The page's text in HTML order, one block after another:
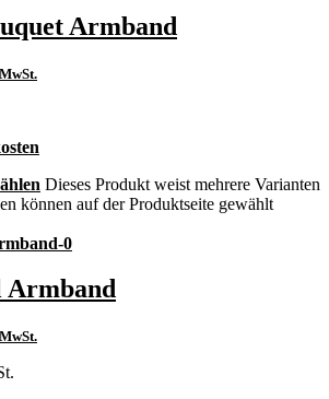
Armband
Dieses Produkt weist mehrere Varianten
können auf der Produktseite gewählt